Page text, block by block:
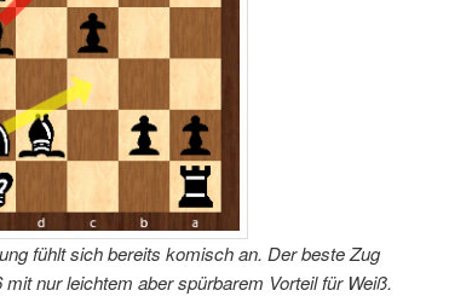
fühlt sich bereits komisch an. Der beste Zug
nur leichtem aber spürbarem Vorteil für Weiß.